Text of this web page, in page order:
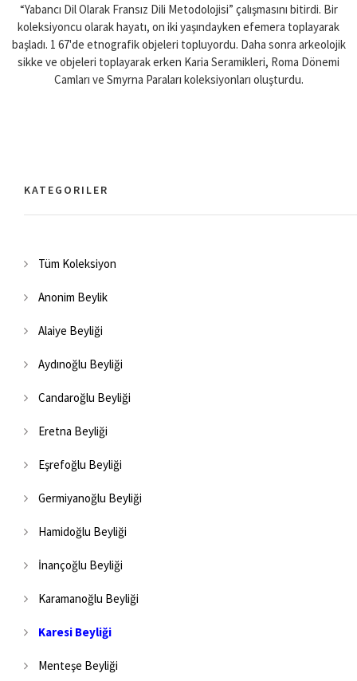
“Yabancı Dil Olarak Fransız Dili Metodolojisi” çalışmasını bitirdi. Bir
koleksiyoncu olarak hayatı, on iki yaşındayken efemera toplayarak
başladı. 1 67'de etnografik objeleri topluyordu. Daha sonra arkeolojik
sikke ve objeleri toplayarak erken Karia Seramikleri, Roma Dönemi
Camları ve Smyrna Paraları koleksiyonları oluşturdu.
KATEGORILER
Tüm Koleksiyon
Anonim Beylik
Alaiye Beyliği
Aydınoğlu Beyliği
Candaroğlu Beyliği
Eretna Beyliği
Eşrefoğlu Beyliği
Germiyanoğlu Beyliği
Hamidoğlu Beyliği
İnançoğlu Beyliği
Karamanoğlu Beyliği
Karesi Beyliği
Menteşe Beyliği